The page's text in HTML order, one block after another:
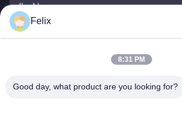
Ihr Name
E-Mail*
Felix
8:31 PM
Good day, what product are you looking for?